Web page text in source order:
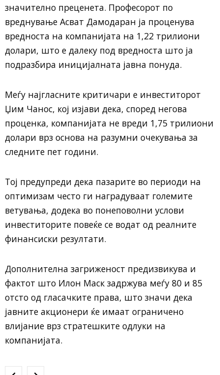
значително преценета. Професорот по
вреднување Асват Дамодаран ја проценува
вредноста на компанијата на 1,22 трилиони
долари, што е далеку под вредноста што ја
подразбира иницијалната јавна понуда.
Меѓу најгласните критичари е инвеститорот
Џим Чанос, кој изјави дека, според негова
проценка, компанијата не вреди 1,75 трилиони
долари врз основа на разумни очекувања за
следните пет години.
Тој предупреди дека пазарите во периоди на
оптимизам често ги наградуваат големите
ветувања, додека во понеповолни услови
инвеститорите повеќе се водат од реалните
финансиски резултати.
Дополнителна загриженост предизвикува и
фактот што Илон Маск задржува меѓу 80 и 85
отсто од гласачките права, што значи дека
јавните акционери ќе имаат ограничено
влијание врз стратешките одлуки на
компанијата.